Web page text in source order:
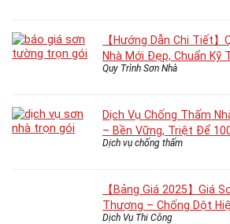
【Hướng Dẫn Chi Tiết
Nhà Mới Đẹp, Chuẩn Kỹ
Quy Trình Sơn Nhà
Dịch Vụ Chống Thấm
– Bền Vững, Triệt Để
Dịch vụ chống thấm
【Bảng Giá 2025】Giá
Thượng – Chống Dột
Dịch Vụ Thi Công